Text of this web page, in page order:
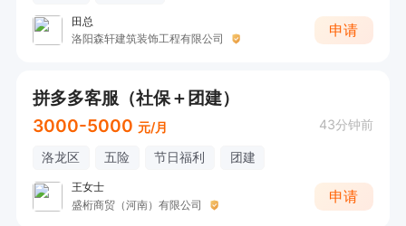
田总
洛阳森轩建筑装饰工程有限公司
申请
拼多多客服（社保＋团建）
3000-5000 元/月 43分钟前
洛龙区 五险 节日福利 团建
王女士
盛桁商贸（河南）有限公司
申请